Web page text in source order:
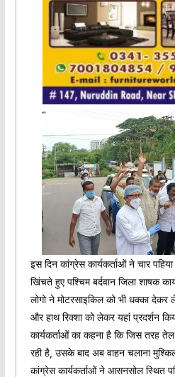
इस दिन कांग्रेस कार्यकर्ताओं ने चार
खिंचते हुए पश्चिम बर्दवान जिला शाषक
लोगो ने मोटरसाइकिल को भी धक्का
और हाथ रिक्शा को लेकर यहां प्रदर्शन
कार्यकर्ताओं का कहना है कि जिस तरह तेल
रही है, उसके बाद अब वाहन चलाना
कांग्रेस कार्यकर्ताओं ने आसनसोल स्थित